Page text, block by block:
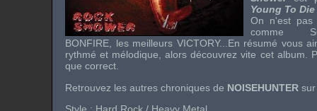
Young To Die
On n'est pas
comme
BONFIRE, les meilleurs VICTORY...En résumé vous
rythmé et mélodique, alors découvrez vite cet album.
que correct.
Retrouvez les autres chroniques de NOISEHUNTER